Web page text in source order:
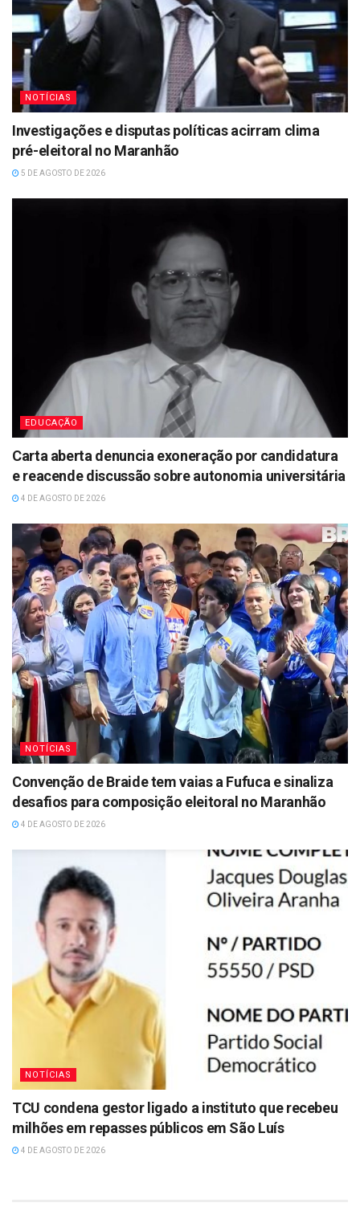
NOTÍCIAS
Investigações e disputas políticas acirram clima
pré-eleitoral no Maranhão
5 DE AGOSTO DE 2026
EDUCAÇÃO
Carta aberta denuncia exoneração por candidatura
e reacende discussão sobre autonomia universitária
4 DE AGOSTO DE 2026
NOTÍCIAS
Convenção de Braide tem vaias a Fufuca e sinaliza
desafios para composição eleitoral no Maranhão
4 DE AGOSTO DE 2026
NOTÍCIAS
TCU condena gestor ligado a instituto que recebeu
milhões em repasses públicos em São Luís
4 DE AGOSTO DE 2026